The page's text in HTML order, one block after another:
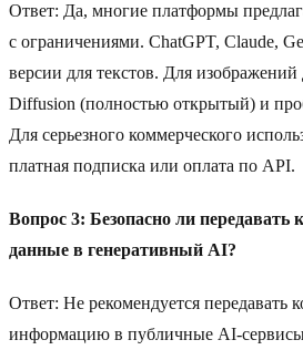
Ответ: Да, многие платформы
с ограничениями. ChatGPT, Claude,
версии для текстов. Для
Diffusion (полностью открытый) и
Для серьезного коммерческого
платная подписка или оплата по API.
Вопрос 3: Безопасно ли передавать
данные в генеративный AI?
Ответ: Не рекомендуется передавать
информацию в публичные AI-